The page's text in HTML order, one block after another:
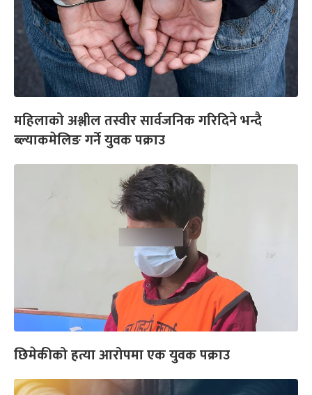
महिलाको अश्लील तस्वीर सार्वजनिक गरिदिने भन्दै
ब्ल्याकमेलिङ गर्ने युवक पक्राउ
छिमेकीको हत्या आरोपमा एक युवक पक्राउ